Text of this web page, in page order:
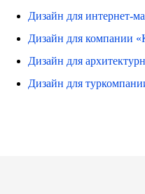
Дизайн для интернет-
Дизайн для компании
Дизайн для
Дизайн для